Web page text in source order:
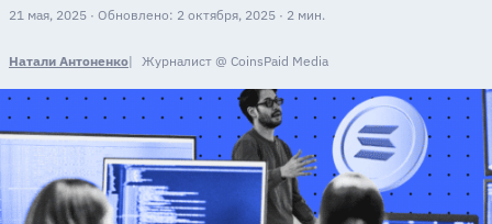
21 мая, 2025 · Обновлено: 2 октября, 2025 · 2 мин.
Натали Антоненко Журналист @ CoinsPaid Media